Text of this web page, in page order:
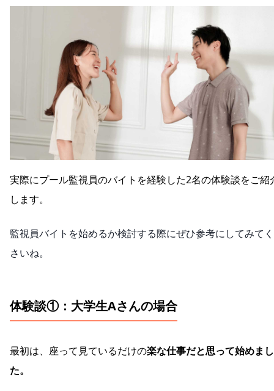
実際にプール監視員のバイトを経験した2名の体験談をご紹
します。
監視員バイトを始めるか検討する際にぜひ参考にしてみて
さいね。
体験談①：大学生Aさんの場合
最初は、座って見ているだけの楽な仕事だと思って始めまし
た。